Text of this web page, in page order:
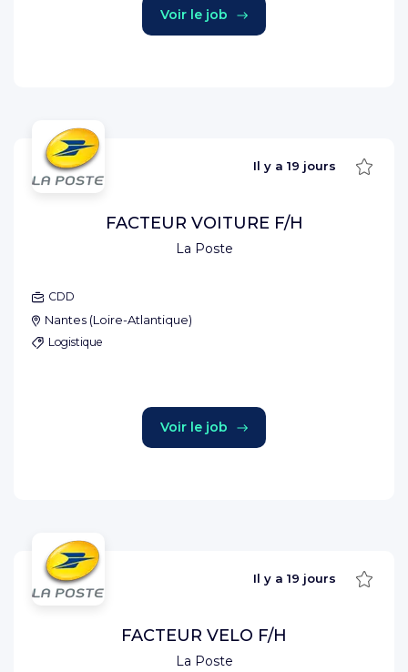
Voir le job
La Poste
Il y a 19 jours
FACTEUR VOITURE F/H
CDD
Nantes (Loire-Atlantique)
Logistique
Voir le job
La Poste
Il y a 19 jours
FACTEUR VELO F/H